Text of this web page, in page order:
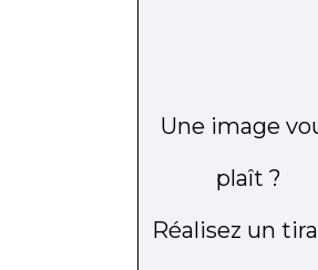
Une image
plaît ?
Réalisez un